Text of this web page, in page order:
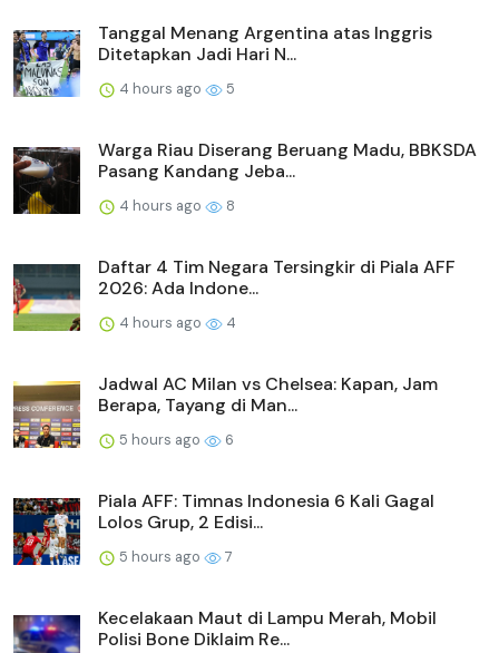
Tanggal Menang Argentina atas Inggris
Ditetapkan Jadi Hari N...
4 hours ago 5
Warga Riau Diserang Beruang Madu, BBKSDA
Pasang Kandang Jeba...
4 hours ago 8
Daftar 4 Tim Negara Tersingkir di Piala AFF
2026: Ada Indone...
4 hours ago 4
Jadwal AC Milan vs Chelsea: Kapan, Jam
Berapa, Tayang di Man...
5 hours ago 6
Piala AFF: Timnas Indonesia 6 Kali Gagal
Lolos Grup, 2 Edisi...
5 hours ago 7
Kecelakaan Maut di Lampu Merah, Mobil
Polisi Bone Diklaim Re...